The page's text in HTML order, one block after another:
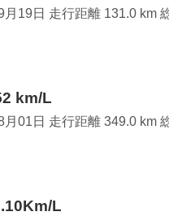
19日 走行距離 131.0 km
km/L
01日 走行距離 349.0 km
L